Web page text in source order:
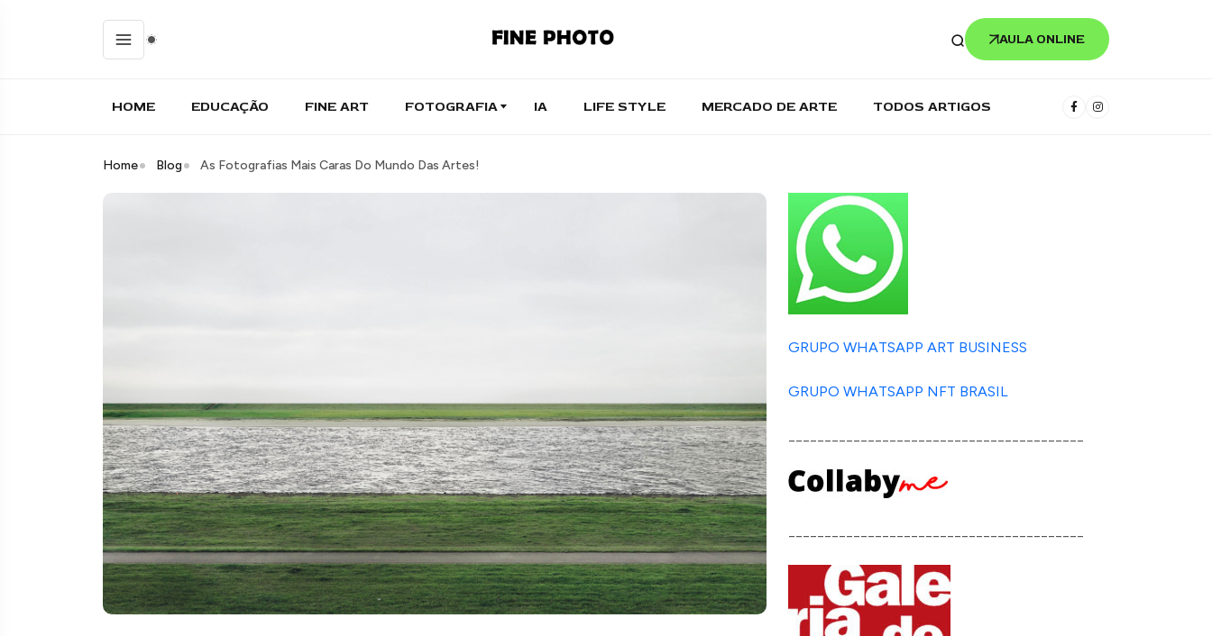
AULA ONLINE
HOME EDUCAÇÃO FINE ART FOTOGRAFIA IA LIFE STYLE MERCADO DE ARTE TODOS ARTIGOS
Home Blog As Fotografias Mais Caras Do Mundo Das Artes!
GRUPO WHATSAPP ART BUSINESS
GRUPO WHATSAPP NFT BRASIL